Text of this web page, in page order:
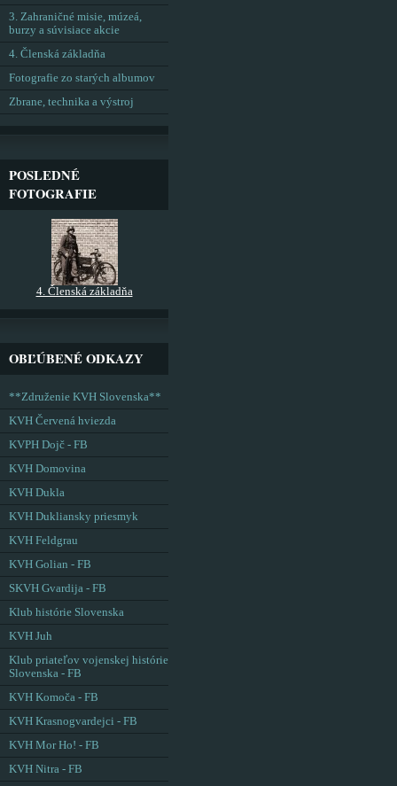
3. Zahraničné misie, múzeá,
burzy a súvisiace akcie
4. Členská základňa
Fotografie zo starých albumov
Zbrane, technika a výstroj
POSLEDNÉ
FOTOGRAFIE
4. Členská základňa
OBĽÚBENÉ ODKAZY
**Združenie KVH Slovenska**
KVH Červená hviezda
KVPH Dojč - FB
KVH Domovina
KVH Dukla
KVH Dukliansky priesmyk
KVH Feldgrau
KVH Golian - FB
SKVH Gvardija - FB
Klub histórie Slovenska
KVH Juh
Klub priateľov vojenskej histórie
Slovenska - FB
KVH Komoča - FB
KVH Krasnogvardejci - FB
KVH Mor Ho! - FB
KVH Nitra - FB